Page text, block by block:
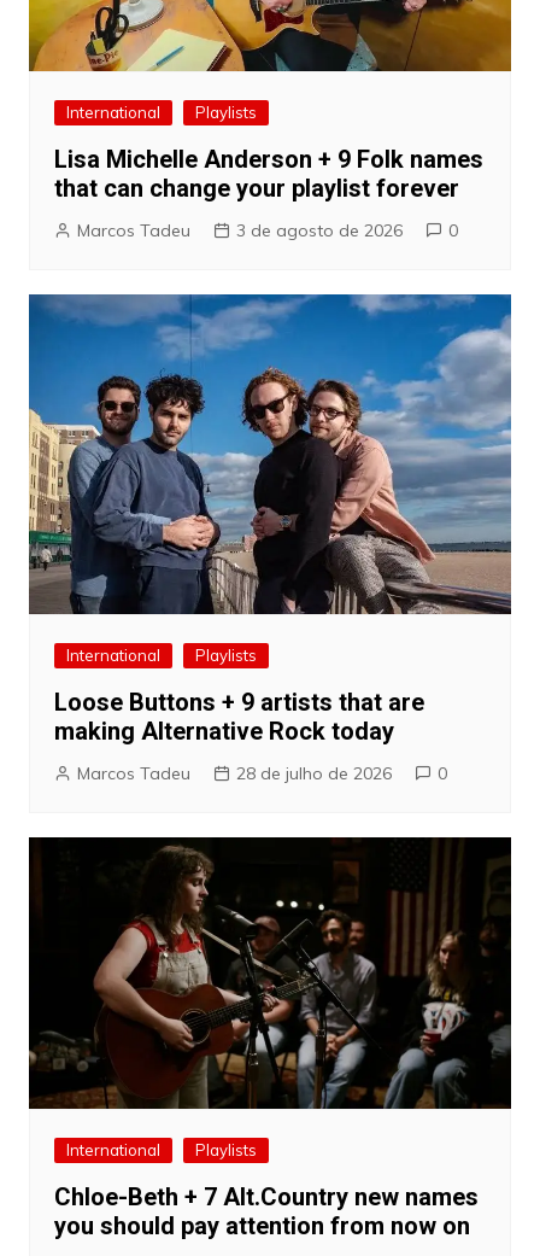
International Playlists
Lisa Michelle Anderson + 9 Folk names
that can change your playlist forever
Marcos Tadeu 3 de agosto de 2026 0
International Playlists
Loose Buttons + 9 artists that are
making Alternative Rock today
Marcos Tadeu 28 de julho de 2026 0
International Playlists
Chloe-Beth + 7 Alt.Country new names
you should pay attention from now on